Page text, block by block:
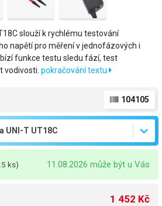
slouží k rychlému testování
napětí pro měření v jednofázových i
funkce testu sledu fází, test
vodivosti. pokračování textu
104105
ks) 11.08.2026 může být u Vás
1 452 Kč